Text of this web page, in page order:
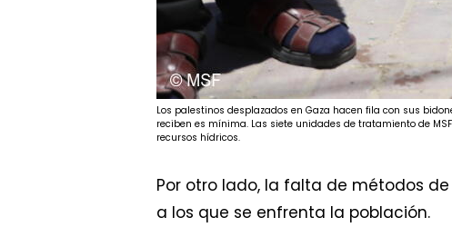
Los palestinos desplazados en Gaza hacen fila con sus
reciben es mínima. Las siete unidades de tratamiento de
recursos hídricos.
Por otro lado, la falta de métodos
a los que se enfrenta la población.